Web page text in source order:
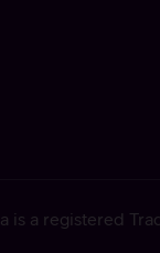
is a registered